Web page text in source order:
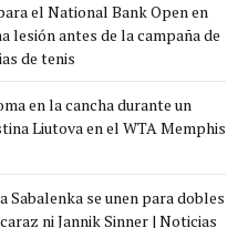
el National Bank Open en
lesión antes de la campaña de
de tenis
en la cancha durante un
Liutova en el WTA Memphis
Sabalenka se unen para dobles
ni Jannik Sinner | Noticias